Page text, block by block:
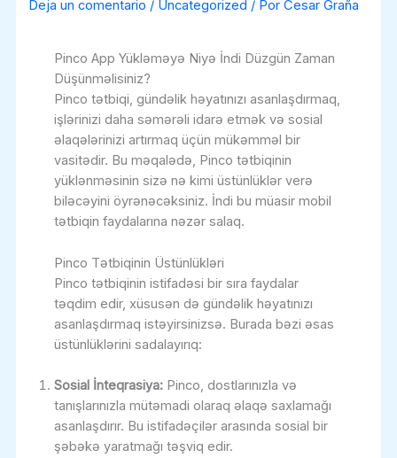
Deja un comentario / Uncategorized / PorCesar Graña
Pinco App Yükləməyə Niyə İndi Düzgün Zaman
Düşünməlisiniz?
Pinco tətbiqi, gündəlik həyatınızı asanlaşdırmaq,
işlərinizi daha səmərəli idarə etmək və sosial
əlaqələrinizi artırmaq üçün mükəmməl bir
vasitədir. Bu məqalədə, Pinco tətbiqinin
yüklənməsinin sizə nə kimi üstünlüklər verə
biləcəyini öyrənəcəksiniz. İndi bu müasir mobil
tətbiqin faydalarına nəzər salaq.
Pinco Tətbiqinin Üstünlükləri
Pinco tətbiqinin istifadəsi bir sıra faydalar
təqdim edir, xüsusən də gündəlik həyatınızı
asanlaşdırmaq istəyirsinizsə. Burada bəzi əsas
üstünlüklərini sadalayırıq:
Sosial İnteqrasiya:Pinco, dostlarınızla və
tanışlarınızla mütəmadi olaraq əlaqə saxlamağı
asanlaşdırır. Bu istifadəçilər arasında sosial bir
şəbəkə yaratmağı təşviq edir.